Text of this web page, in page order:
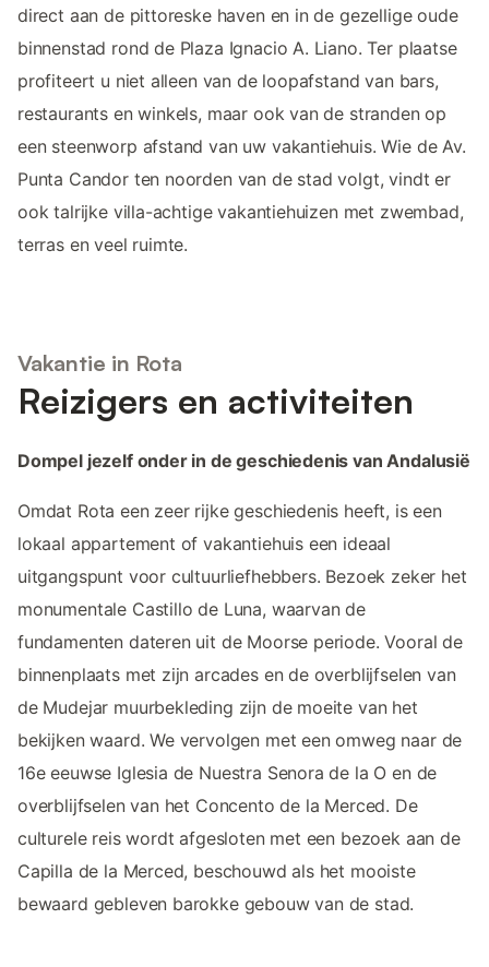
direct aan de pittoreske haven en in de gezellige oude
binnenstad rond de Plaza Ignacio A. Liano. Ter plaatse
profiteert u niet alleen van de loopafstand van bars,
restaurants en winkels, maar ook van de stranden op
een steenworp afstand van uw vakantiehuis. Wie de Av.
Punta Candor ten noorden van de stad volgt, vindt er
ook talrijke villa-achtige vakantiehuizen met zwembad,
terras en veel ruimte.
Vakantie in Rota
Reizigers en activiteiten
Dompel jezelf onder in de geschiedenis van Andalusië
Omdat Rota een zeer rijke geschiedenis heeft, is een
lokaal appartement of vakantiehuis een ideaal
uitgangspunt voor cultuurliefhebbers. Bezoek zeker het
monumentale Castillo de Luna, waarvan de
fundamenten dateren uit de Moorse periode. Vooral de
binnenplaats met zijn arcades en de overblijfselen van
de Mudejar muurbekleding zijn de moeite van het
bekijken waard. We vervolgen met een omweg naar de
16e eeuwse Iglesia de Nuestra Senora de la O en de
overblijfselen van het Concento de la Merced. De
culturele reis wordt afgesloten met een bezoek aan de
Capilla de la Merced, beschouwd als het mooiste
bewaard gebleven barokke gebouw van de stad.